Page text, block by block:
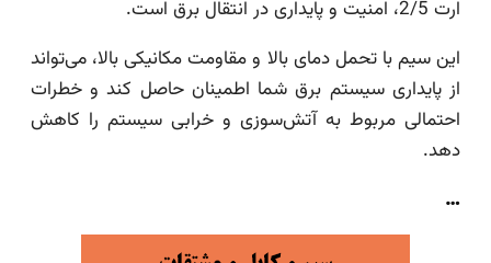
ارت 2/5، امنیت و پایداری در انتقال برق است.
این سیم با تحمل دمای بالا و مقاومت مکانیکی بالا، می‌تواند
از پایداری سیستم برق شما اطمینان حاصل کند و خطرات
احتمالی مربوط به آتش‌سوزی و خرابی سیستم را کاهش
دهد.
…